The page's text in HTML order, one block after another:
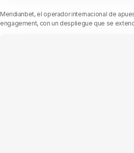
Meridianbet, el operador internacional de
engagement, con un despliegue que se